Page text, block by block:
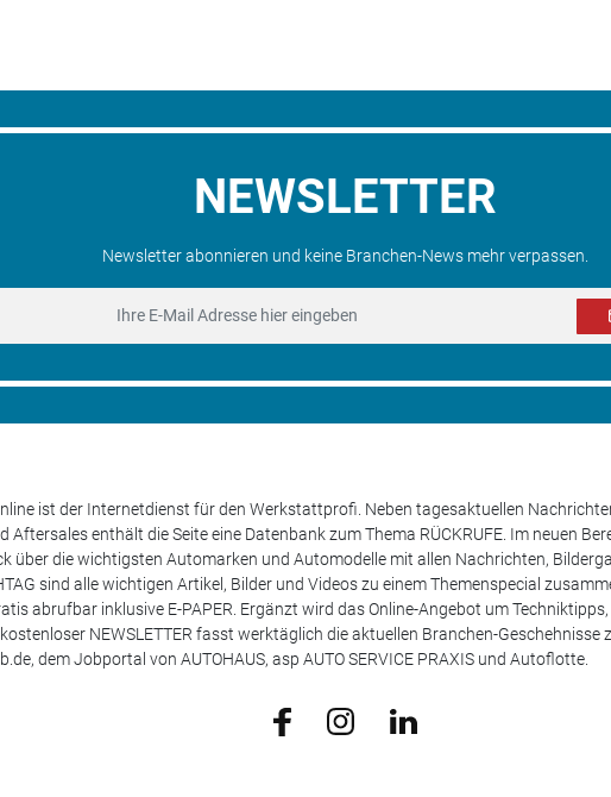
NEWSLETTER
Newsletter abonnieren und keine Branchen-News mehr verpassen.
ist der Internetdienst für den Werkstattprofi. Neben tagesaktuellen
enthält die Seite eine Datenbank zum Thema RÜCKRUFE. Im neuen
über die wichtigsten Automarken und Automodelle mit allen Nachrichten,
sind alle wichtigen Artikel, Bilder und Videos zu einem Themenspecial
abrufbar inklusive E-PAPER. Ergänzt wird das Online-Angebot um
NEWSLETTER fasst werktäglich die aktuellen Branchen-Geschehnisse
dem Jobportal von AUTOHAUS, asp AUTO SERVICE PRAXIS und Autoflotte.